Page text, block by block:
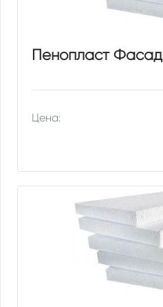
Пенопласт
Цена: